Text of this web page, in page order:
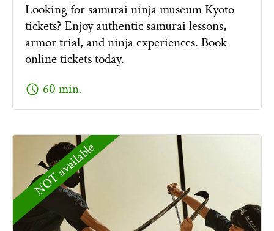
Looking for samurai ninja museum Kyoto
tickets? Enjoy authentic samurai lessons,
armor trial, and ninja experiences. Book
online tickets today.
schedule 60 min.
NOT available